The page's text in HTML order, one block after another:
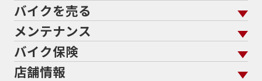
689cc690SMCR
701エンデューロ72PS750750cc75th
765773cc800cc80s80万以下
80万以下大型80万円以下82185馬力883
バイクを買う トップ
バイクを探す
メーカーから探す
走行距離から探す
中古車から探す
バイクを売る
バイクを売る トップ
バイク館買取の強み
よくあるご質問
メンテナンス
メンテナンス トップ
バイク保険
バイク保険 トップ
店舗情報